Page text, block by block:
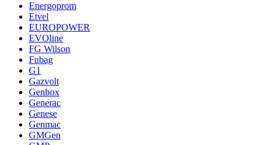
Energoprom
Etvel
EUROPOWER
EVOline
FG Wilson
Fubag
G1
Gazvolt
Genbox
Generac
Genese
Genmac
GMGen